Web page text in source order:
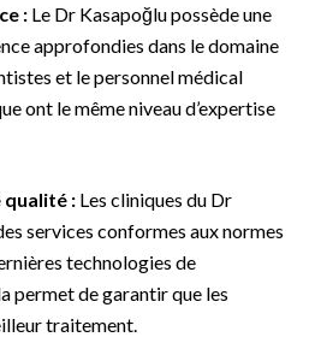
: Le Dr Kasapoğlu possède une
approfondies dans le domaine
et le personnel médical
ont le même niveau d’expertise
qualité : Les cliniques du Dr
services conformes aux normes
technologies de
permet de garantir que les
traitement.